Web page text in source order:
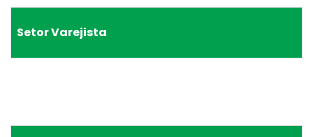
Setor Varejista